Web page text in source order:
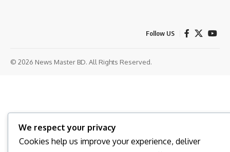
Follow US
© 2026 News Master BD. All Rights Reserved.
We respect your privacy
Cookies help us improve your experience, deliver